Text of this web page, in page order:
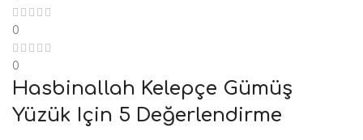
0
0
Hasbinallah Kelepçe Gümüş
Yüzük Için 5 Değerlendirme